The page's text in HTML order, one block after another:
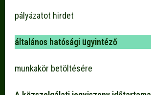
pályázatot hirdet
általános hatósági ügyintéző
munkakör betöltésére